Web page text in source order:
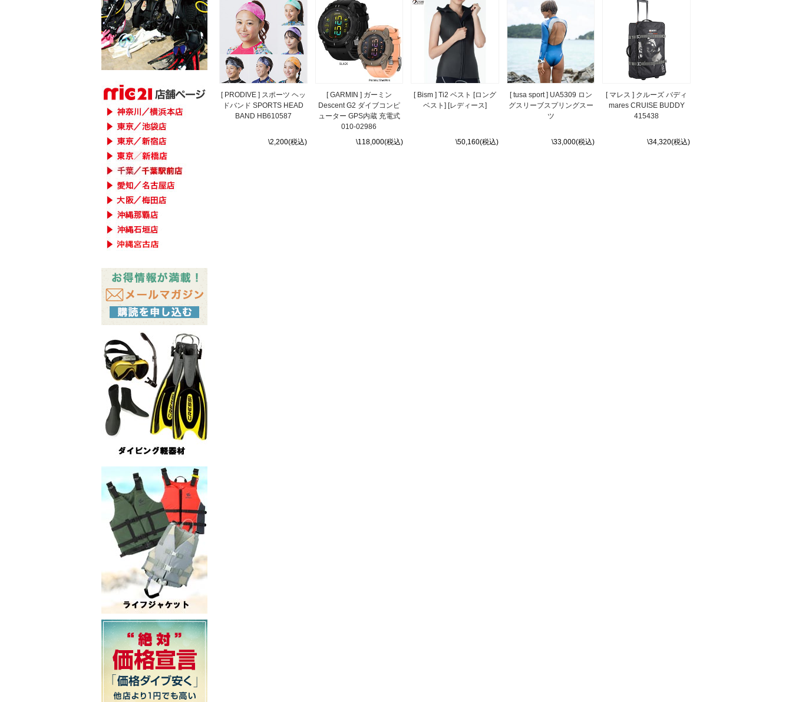
[ PRODIVE ] スポーツ ヘッ
ドバンド SPORTS HEAD
BAND HB610587
\2,200(税込)
[ GARMIN ] ガーミン
Descent G2 ダイブコンピ
ューター GPS内蔵 充電式
010-02986
\118,000(税込)
[ Bism ] Ti2 ベスト [ロング
ベスト] [レディース]
\50,160(税込)
[ tusa sport ] UA5309 ロン
グスリーブスプリングスー
ツ
\33,000(税込)
[ マレス ] クルーズ バディ
mares CRUISE BUDDY
415438
\34,320(税込)